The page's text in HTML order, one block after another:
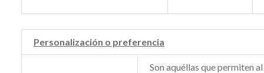
Personalización o preferencia
Son aquéllas que permiten